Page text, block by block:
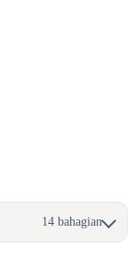
14 bahagian